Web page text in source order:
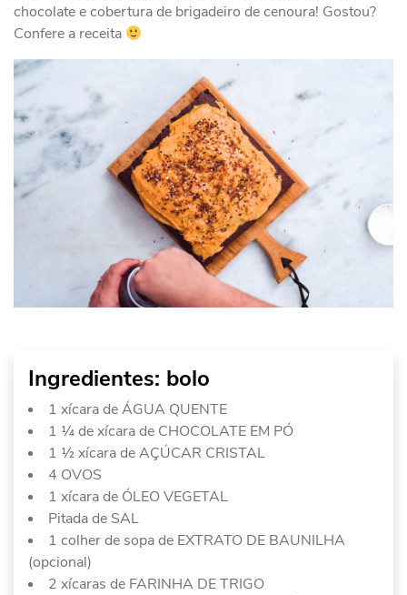
chocolate e cobertura de brigadeiro de cenoura! Gostou?
Confere a receita
Ingredientes: bolo
1 xícara de ÁGUA QUENTE
1 ¼ de xícara de CHOCOLATE EM PÓ
1 ½ xícara de AÇÚCAR CRISTAL
4 OVOS
1 xícara de ÓLEO VEGETAL
Pitada de SAL
1 colher de sopa de EXTRATO DE BAUNILHA
(opcional)
2 xícaras de FARINHA DE TRIGO